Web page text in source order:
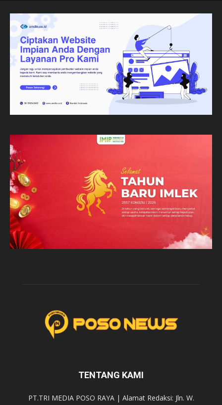
TENTANG KAMI
PT.TRI MEDIA POSO RAYA | Alamat Redaksi: Jln. W.